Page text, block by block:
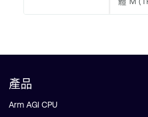
產品
Arm AGI CPU